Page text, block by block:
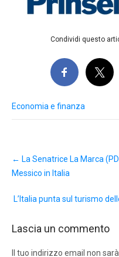
Condividi questo
Economia e finanza
navigation
← La Senatrice La Marca
Messico in Italia
L’Italia punta sul turismo
Lascia un commento
Il tuo indirizzo email non